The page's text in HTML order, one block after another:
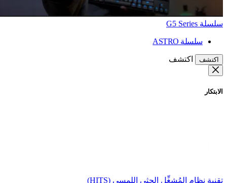
سلسلة G5 Series
سلسلة ASTRO
اكتشف اكتشف
الابتكار
تقنية نظام المُشغِّل الحثي اللمسي (HITS)